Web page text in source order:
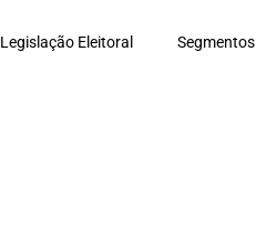
Legislação Eleitoral Segmentos